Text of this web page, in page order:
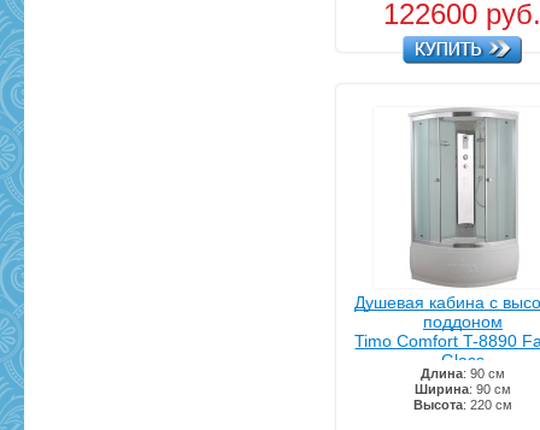
122600
Душевая кабина с
поддоном
Timo Comfort T-8890
Glass
Длина: 90 см
Ширина: 90 см
Высота: 220 см